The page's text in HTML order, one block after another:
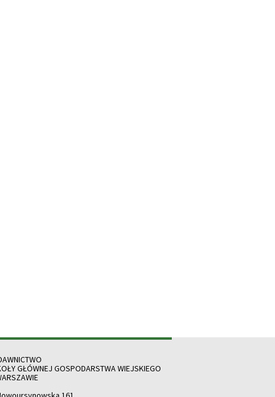
GŁÓWNEJ GOSPODARSTWA WIEJSKIEGO